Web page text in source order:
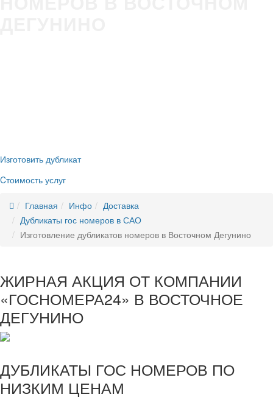
Изготовить дубликат
Cтоимость услуг
Главная Инфо
Доставка
Дубликаты гос номеров в САО
Изготовление дубликатов номеров в Восточном Дегунино
ЖИРНАЯ АКЦИЯ ОТ КОМПАНИИ
«ГОСНОМЕРА24» В ВОСТОЧНОЕ
ДЕГУНИНО
ДУБЛИКАТЫ ГОС НОМЕРОВ ПО
НИЗКИМ ЦЕНАМ